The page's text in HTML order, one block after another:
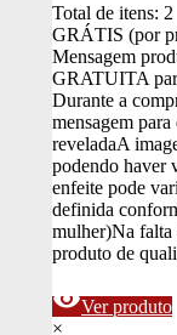
Total de itens: 2
GRÁTIS (por
Mensagem
GRATUITA
Durante a
mensagem
reveladaA
podendo haver
enfeite pode
definida
mulher)Na falta
produto de
visibilityVer produto
×